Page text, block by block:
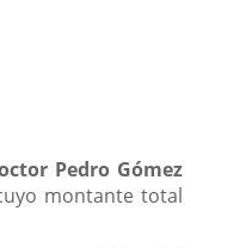
Pedro Gómez
montante total